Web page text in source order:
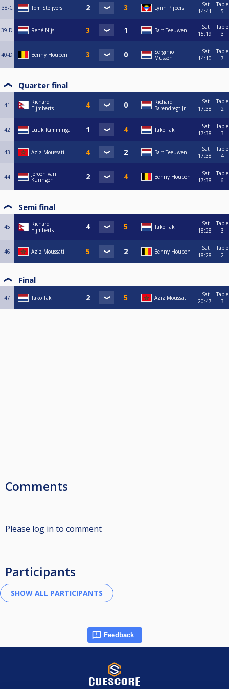
38-C Tom Steijvers Lynn Pijpers
Sat
14:41
Table
5
39-D René Nijs Bart Teeuwen
Sat
15:19
Table
3
40-D Benny Houben
Serginio
Mussen
Sat
14:10
Table
7
Quarter final
41
Richard
Eijmberts
Richard
Barendregt Jr
Sat
17:38
Table
2
42 Luuk Kamminga Tako Tak
Sat
17:38
Table
3
43 Aziz Moussati Bart Teeuwen
Sat
17:38
Table
4
44
Jeroen van
Kuringen
Benny Houben
Sat
17:38
Table
6
Semi final
45
Richard
Eijmberts
Tako Tak
Sat
18:28
Table
3
46 Aziz Moussati Benny Houben
Sat
18:28
Table
2
Final
47 Tako Tak Aziz Moussati
Sat
20:47
Table
3
Comments
Please log in to comment
Participants
Feedback